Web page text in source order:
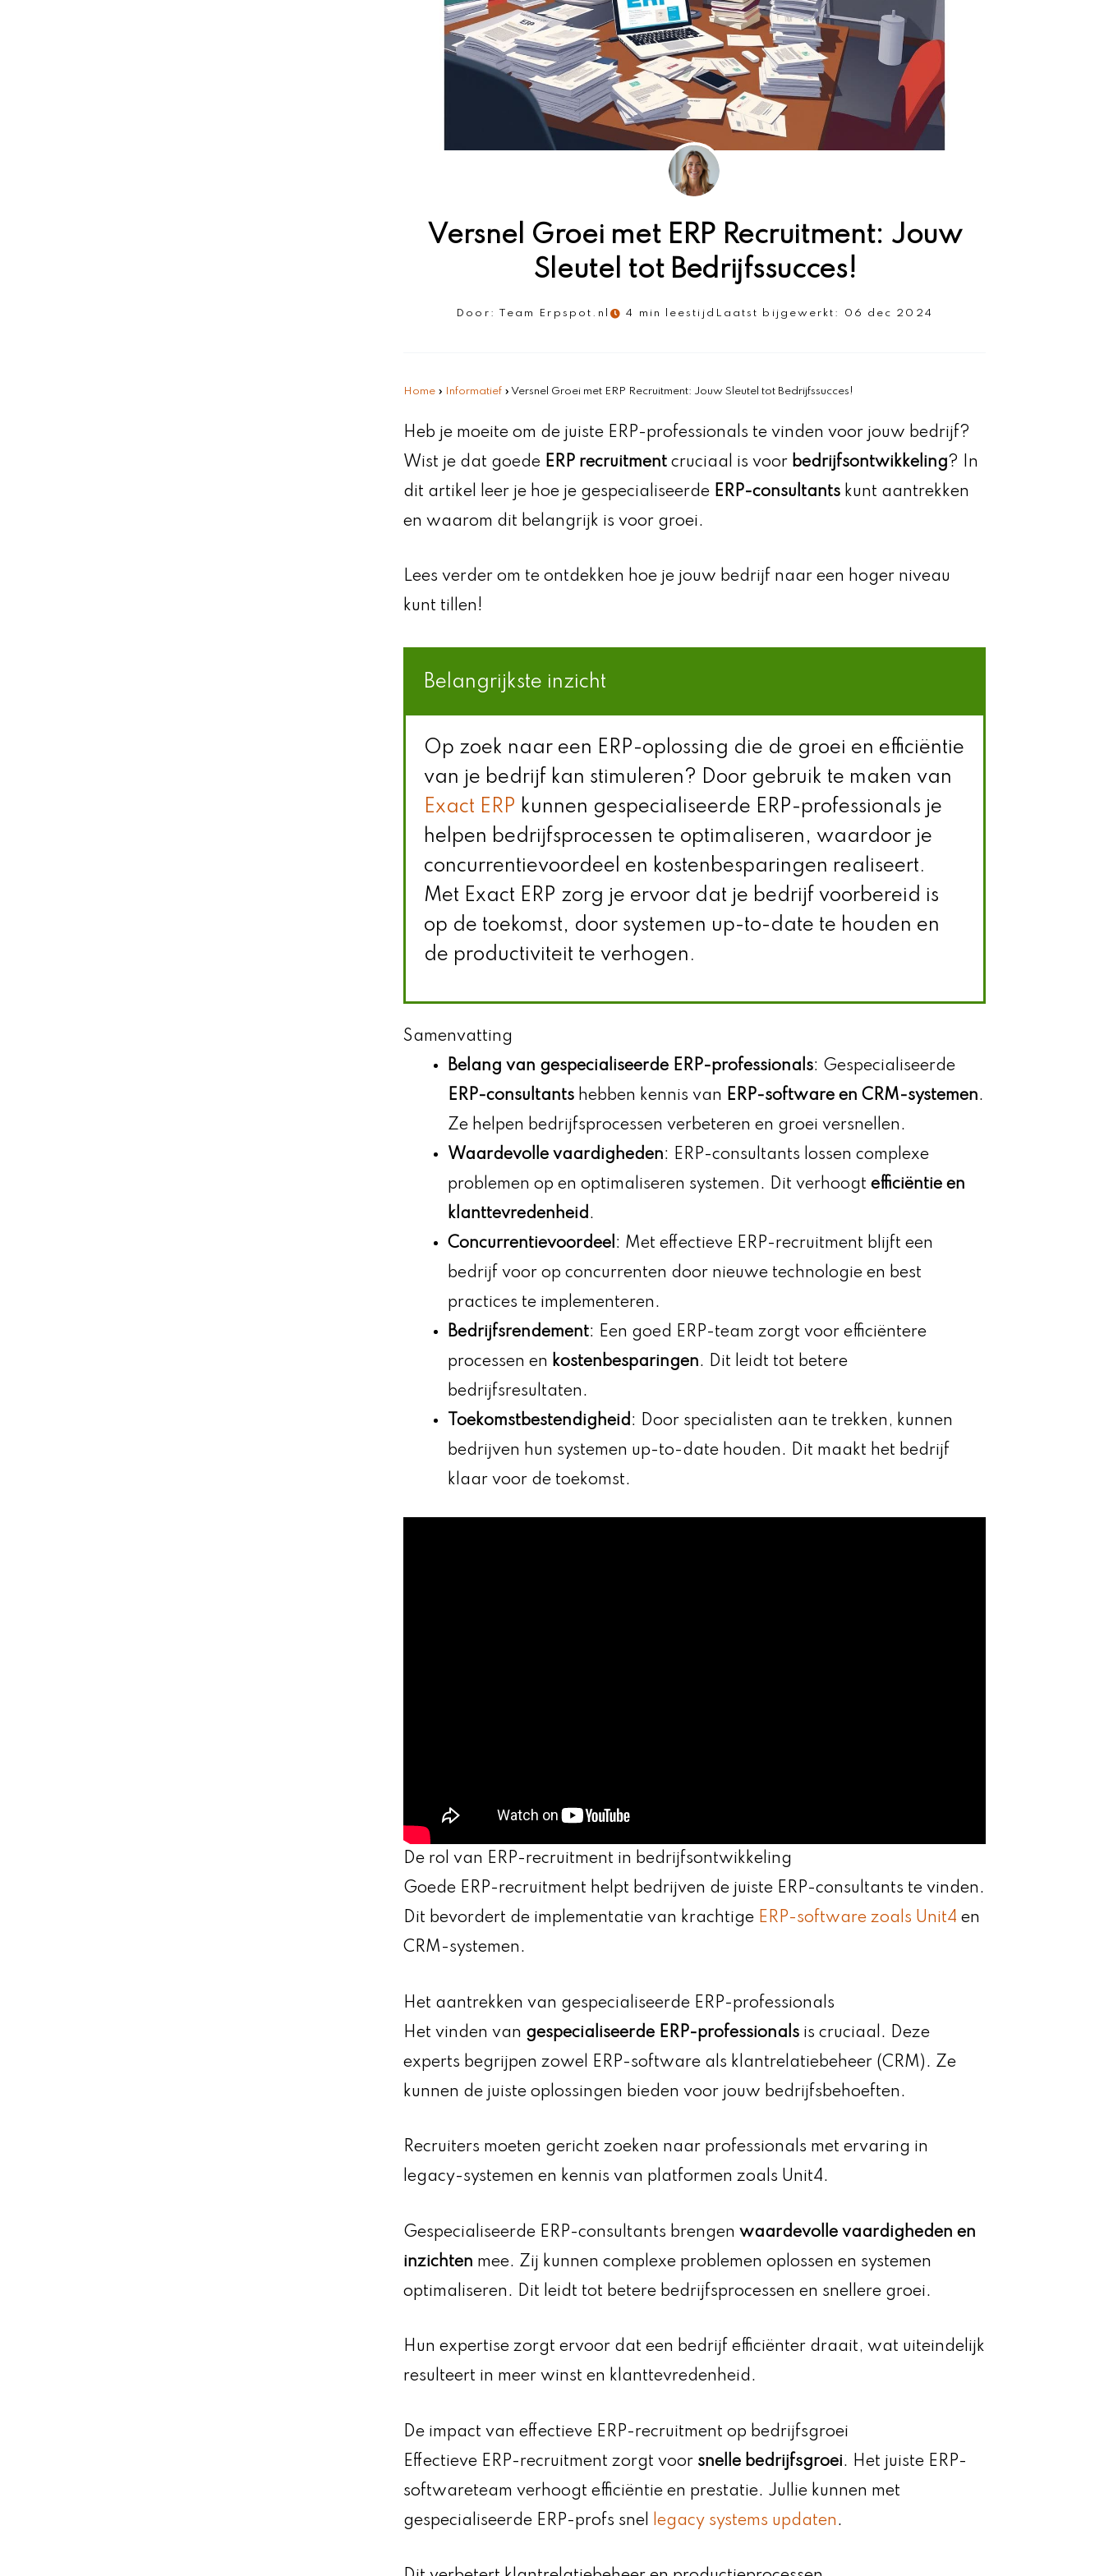
Versnel Groei met ERP Recruitment: Jouw
Sleutel tot Bedrijfssucces!
Door: Team Erpspot.nl 4 min leestijd Laatst bijgewerkt: 06 dec 2024
Home » Informatief » Versnel Groei met ERP Recruitment: Jouw Sleutel tot Bedrijfssucces!
Heb je moeite om de juiste ERP-professionals te vinden voor jouw bedrijf?
Wist je dat goede ERP recruitment cruciaal is voor bedrijfsontwikkeling? In
dit artikel leer je hoe je gespecialiseerde ERP-consultants kunt aantrekken
en waarom dit belangrijk is voor groei.
Lees verder om te ontdekken hoe je jouw bedrijf naar een hoger niveau
kunt tillen!
Belangrijkste inzicht
Op zoek naar een ERP-oplossing die de groei en efficiëntie
van je bedrijf kan stimuleren? Door gebruik te maken van
Exact ERP kunnen gespecialiseerde ERP-professionals je
helpen bedrijfsprocessen te optimaliseren, waardoor je
concurrentievoordeel en kostenbesparingen realiseert.
Met Exact ERP zorg je ervoor dat je bedrijf voorbereid is
op de toekomst, door systemen up-to-date te houden en
de productiviteit te verhogen.
Samenvatting
Belang van gespecialiseerde ERP-professionals: Gespecialiseerde
ERP-consultants hebben kennis van ERP-software en CRM-systemen.
Ze helpen bedrijfsprocessen verbeteren en groei versnellen.
Waardevolle vaardigheden: ERP-consultants lossen complexe
problemen op en optimaliseren systemen. Dit verhoogt efficiëntie en
klanttevredenheid .
Concurrentievoordeel : Met effectieve ERP-recruitment blijft een
bedrijf voor op concurrenten door nieuwe technologie en best
practices te implementeren.
Bedrijfsrendement: Een goed ERP-team zorgt voor efficiëntere
processen en kostenbesparingen. Dit leidt tot betere
bedrijfsresultaten.
Toekomstbestendigheid : Door specialisten aan te trekken, kunnen
bedrijven hun systemen up-to-date houden. Dit maakt het bedrijf
klaar voor de toekomst.
De rol van ERP-recruitment in bedrijfsontwikkeling
Goede ERP-recruitment helpt bedrijven de juiste ERP-consultants te vinden.
Dit bevordert de implementatie van krachtige ERP-software zoals Unit4 en
CRM-systemen.
Het aantrekken van gespecialiseerde ERP-professionals
Het vinden van gespecialiseerde ERP-professionals is cruciaal. Deze
experts begrijpen zowel ERP-software als klantrelatiebeheer (CRM). Ze
kunnen de juiste oplossingen bieden voor jouw bedrijfsbehoeften.
Recruiters moeten gericht zoeken naar professionals met ervaring in
legacy-systemen en kennis van platformen zoals Unit4.
Gespecialiseerde ERP-consultants brengen waardevolle vaardigheden en
inzichten mee. Zij kunnen complexe problemen oplossen en systemen
optimaliseren. Dit leidt tot betere bedrijfsprocessen en snellere groei.
Hun expertise zorgt ervoor dat een bedrijf efficiënter draait, wat uiteindelijk
resulteert in meer winst en klanttevredenheid.
De impact van effectieve ERP-recruitment op bedrijfsgroei
Effectieve ERP-recruitment zorgt voor snelle bedrijfsgroei. Het juiste ERP-
softwareteam verhoogt efficiëntie en prestatie. Jullie kunnen met
gespecialiseerde ERP-profs snel
legacy systems updaten .